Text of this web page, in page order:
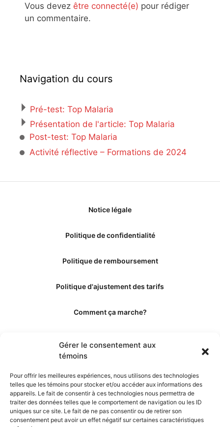
Gérer le consentement aux
témoins
Pour offrir les meilleures expériences, nous utilisons des technologies
telles que les témoins pour stocker et/ou accéder aux informations des
appareils. Le fait de consentir à ces technologies nous permettra de
traiter des données telles que le comportement de navigation ou les ID
uniques sur ce site. Le fait de ne pas consentir ou de retirer son
consentement peut avoir un effet négatif sur certaines caractéristiques
Vous devez être connecté(e) pour rédiger
un commentaire.
Navigation du cours
Pré-test: Top Malaria
Présentation de l'article: Top Malaria
Post-test: Top Malaria
Activité réflective – Formations de 2024
Notice légale
Politique de confidentialité
Politique de remboursement
Politique d'ajustement des tarifs
Comment ça marche?
Les éditeurs
Les experts et collaborateurs